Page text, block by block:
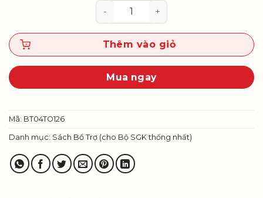
Vở Bài tập Toán 4, tập 1 (Tích
Thêm vào giỏ
Mua ngay
Mã: BT04TO126
Danh mục: Sách Bổ Trợ (cho Bộ SGK thống nhất)